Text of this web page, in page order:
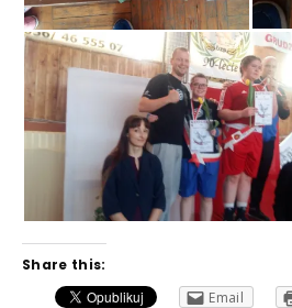
Share this:
Email